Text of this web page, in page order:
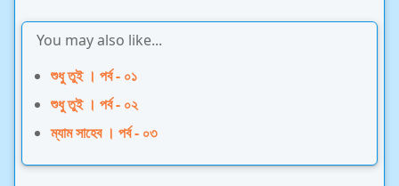
You may also like...
শুধু তুই । পর্ব - ০১
শুধু তুই । পর্ব - ০২
ম্যাম সাহেব । পর্ব - ০৩